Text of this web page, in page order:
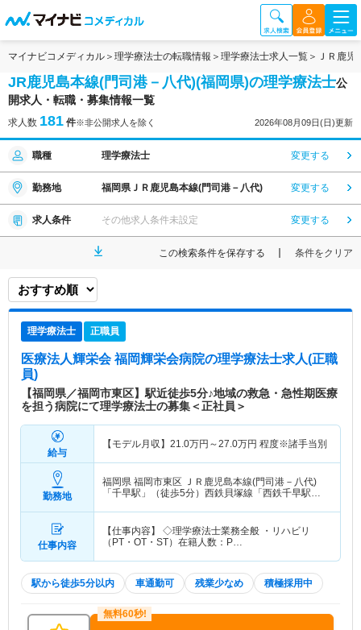
マイナビコメディカル 理学療法士の転職情報 理学療法士求人一覧 ＪＲ鹿
JR鹿児島本線(門司港－八代)(福岡県)の理学療法士公
開求人・転職・募集情報一覧
求人数 181 件※非公開求人を除く 2026年08月09日(日)更新
職種 理学療法士 変更する
勤務地 福岡県ＪＲ鹿児島本線(門司港－八代) 変更する
求人条件 その他求人条件未設定 変更する
この検索条件を保存する 条件をクリア
理学療法士 正職員
医療法人輝栄会 福岡輝栄会病院の理学療法士求人(正職
員)
【福岡県／福岡市東区】駅近徒歩5分♪地域の救急・急性期医療
を担う病院にて理学療法士の募集＜正社員＞
給与
【モデル月収】 21.0万円～27.0万円 程度※諸手当別
勤務地
福岡県 福岡市東区
ＪＲ鹿児島本線(門司港－八代)
「千早駅」（徒歩5分）西鉄貝塚線「西鉄千早駅」
仕事内容
【仕事内容】 ◇理学療法士業務全般 ・リハビリ
（PT・OT・ST）在籍人数：P…
駅から徒歩5分以内 車通勤可 残業少なめ 積極採用中